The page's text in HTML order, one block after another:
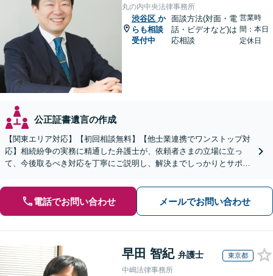
丸の内中央法律事務所
渋谷区 か
らも相談
受付中
面談方法(対面・電
話・ビデオなど)は
応相談
営業時
間：本日
定休日
公正証書遺言の作成
【関東エリア対応】【初回相談無料】【他士業連携でワンストップ対
応】相続紛争の実務に精通した弁護士が、依頼者さまの立場に立っ
て、今後取るべき対応を丁寧にご説明し、解決までしっかりとサポー
電話でお問い合わせ メールでお問い合わせ
早田 智紀 弁護士 東京都
中嶋法律事務所